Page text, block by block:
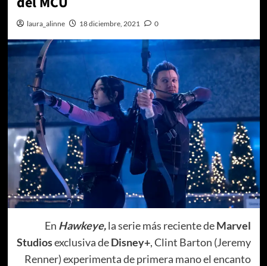
laura_alinne 18 diciembre, 2021 0
En Hawkeye,la serie más reciente deMarvel
Studiosexclusiva deDisney+, Clint Barton (Jeremy
Renner) experimenta de primera mano el encanto